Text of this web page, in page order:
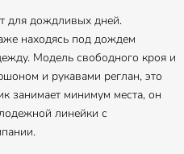
для дождливых дней.
находясь под дождем
Модель свободного кроя и
и рукавами реглан, это
занимает минимум места, он
линейки с